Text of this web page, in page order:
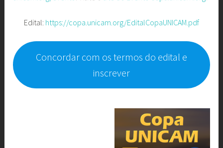
Edital: https://copa.unicam.org/EditalCopaUNICAM.pdf
Concordar com os termos do edital e
inscrever